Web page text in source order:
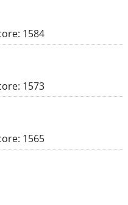
1584
1573
1565